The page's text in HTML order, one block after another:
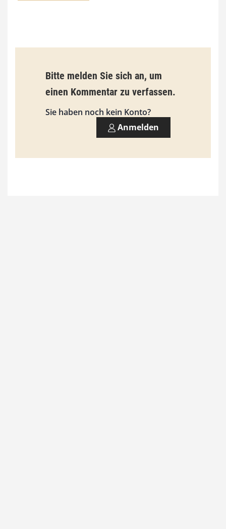
€
i
s
9
0
Bitte melden Sie sich an, um
einen Kommentar zu verfassen.
Sie haben noch kein Konto?
Anmelden